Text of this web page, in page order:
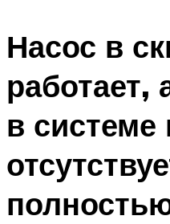
Насос в
работает,
в системе